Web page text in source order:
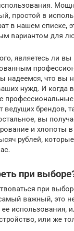
простой в
в нашем списке,
вариантом для
являетесь ли
надеемся, что вы
нужд. И когда
ведущих брендов,
вы
и хлопоты
рублей,
при
при
важный, это
использования,
или же